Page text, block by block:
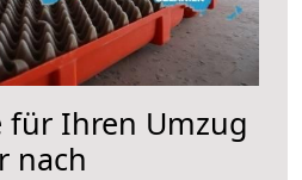
für Ihren Umzug
nach